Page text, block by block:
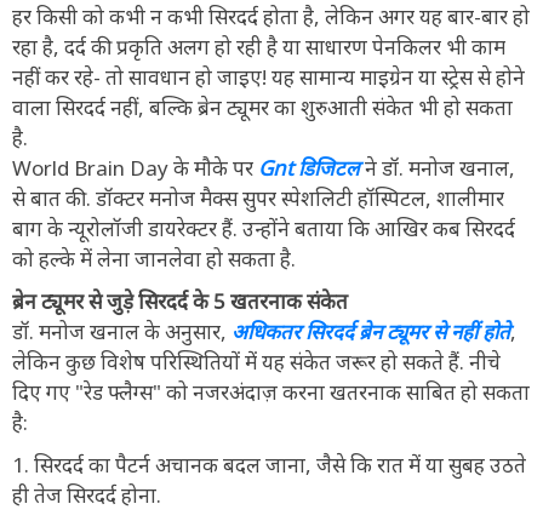
हर किसी को कभी न कभी सिरदर्द होता है, लेकिन अगर यह बार-बार हो
रहा है, दर्द की प्रकृति अलग हो रही है या साधारण पेनकिलर भी काम
नहीं कर रहे- तो सावधान हो जाइए! यह सामान्य माइग्रेन या स्ट्रेस से होने
वाला सिरदर्द नहीं, बल्कि ब्रेन ट्यूमर का शुरुआती संकेत भी हो सकता
है.
World Brain Day के मौके पर Gnt डिजिटलने डॉ. मनोज खनाल,
से बात की. डॉक्टर मनोज मैक्स सुपर स्पेशलिटी हॉस्पिटल, शालीमार
बाग के न्यूरोलॉजी डायरेक्टर हैं. उन्होंने बताया कि आखिर कब सिरदर्द
को हल्के में लेना जानलेवा हो सकता है.
ब्रेन ट्यूमर से जुड़े सिरदर्द के 5 खतरनाक संकेत
डॉ. मनोज खनाल के अनुसार, अधिकतर सिरदर्द ब्रेन ट्यूमर से नहीं होते,
लेकिन कुछ विशेष परिस्थितियों में यह संकेत जरूर हो सकते हैं. नीचे
दिए गए "रेड फ्लैग्स" को नजरअंदाज़ करना खतरनाक साबित हो सकता
है:
1. सिरदर्द का पैटर्न अचानक बदल जाना, जैसे कि रात में या सुबह उठते
ही तेज सिरदर्द होना.